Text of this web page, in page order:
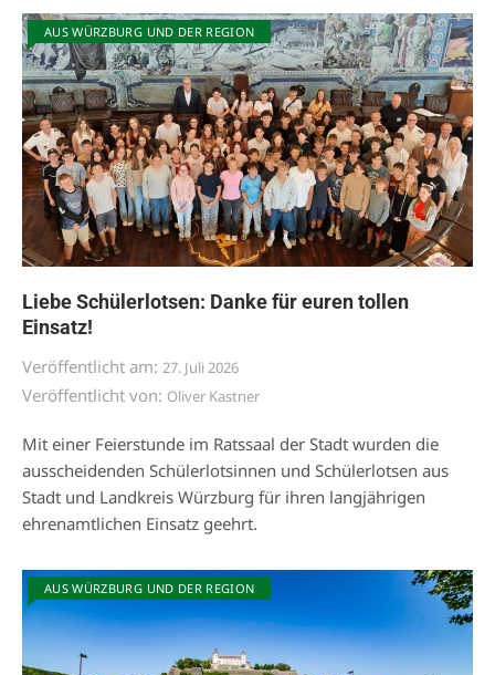
AUS WÜRZBURG UND DER REGION
Liebe Schülerlotsen: Danke für euren tollen
Einsatz!
Veröffentlicht am: 27. Juli 2026
Veröffentlicht von: Oliver Kastner
Mit einer Feierstunde im Ratssaal der Stadt wurden die
ausscheidenden Schülerlotsinnen und Schülerlotsen aus
Stadt und Landkreis Würzburg für ihren langjährigen
ehrenamtlichen Einsatz geehrt.
AUS WÜRZBURG UND DER REGION